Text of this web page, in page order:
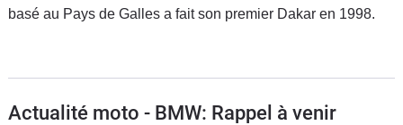
basé au Pays de Galles a fait son premier Dakar en 1998.
Actualité moto - BMW: Rappel à venir